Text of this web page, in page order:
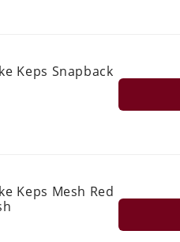
Keps Snapback
Keps Mesh Red